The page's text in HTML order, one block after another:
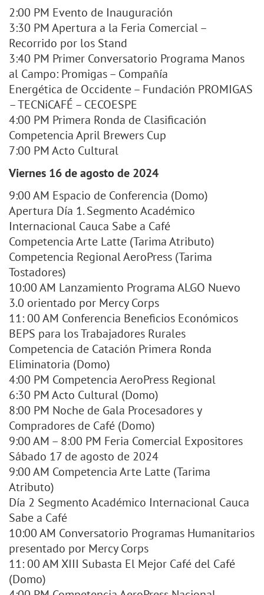
2:00 PM Evento de Inauguración
3:30 PM Apertura a la Feria Comercial –
Recorrido por los Stand
3:40 PM Primer Conversatorio Programa Manos
al Campo: Promigas – Compañía
Energética de Occidente – Fundación PROMIGAS
– TECNiCAFÉ – CECOESPE
4:00 PM Primera Ronda de Clasificación
Competencia April Brewers Cup
7:00 PM Acto Cultural
Viernes 16 de agosto de 2024
9:00 AM Espacio de Conferencia (Domo)
Apertura Día 1. Segmento Académico
Internacional Cauca Sabe a Café
Competencia Arte Latte (Tarima Atributo)
Competencia Regional AeroPress (Tarima
Tostadores)
10:00 AM Lanzamiento Programa ALGO Nuevo
3.0 orientado por Mercy Corps
11: 00 AM Conferencia Beneficios Económicos
BEPS para los Trabajadores Rurales
Competencia de Catación Primera Ronda
Eliminatoria (Domo)
4:00 PM Competencia AeroPress Regional
6:30 PM Acto Cultural (Domo)
8:00 PM Noche de Gala Procesadores y
Compradores de Café (Domo)
9:00 AM – 8:00 PM Feria Comercial Expositores
Sábado 17 de agosto de 2024
9:00 AM Competencia Arte Latte (Tarima
Atributo)
Día 2 Segmento Académico Internacional Cauca
Sabe a Café
10:00 AM Conversatorio Programas Humanitarios
presentado por Mercy Corps
11: 00 AM XIII Subasta El Mejor Café del Café
(Domo)